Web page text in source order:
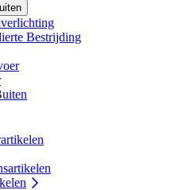
Bestrijding